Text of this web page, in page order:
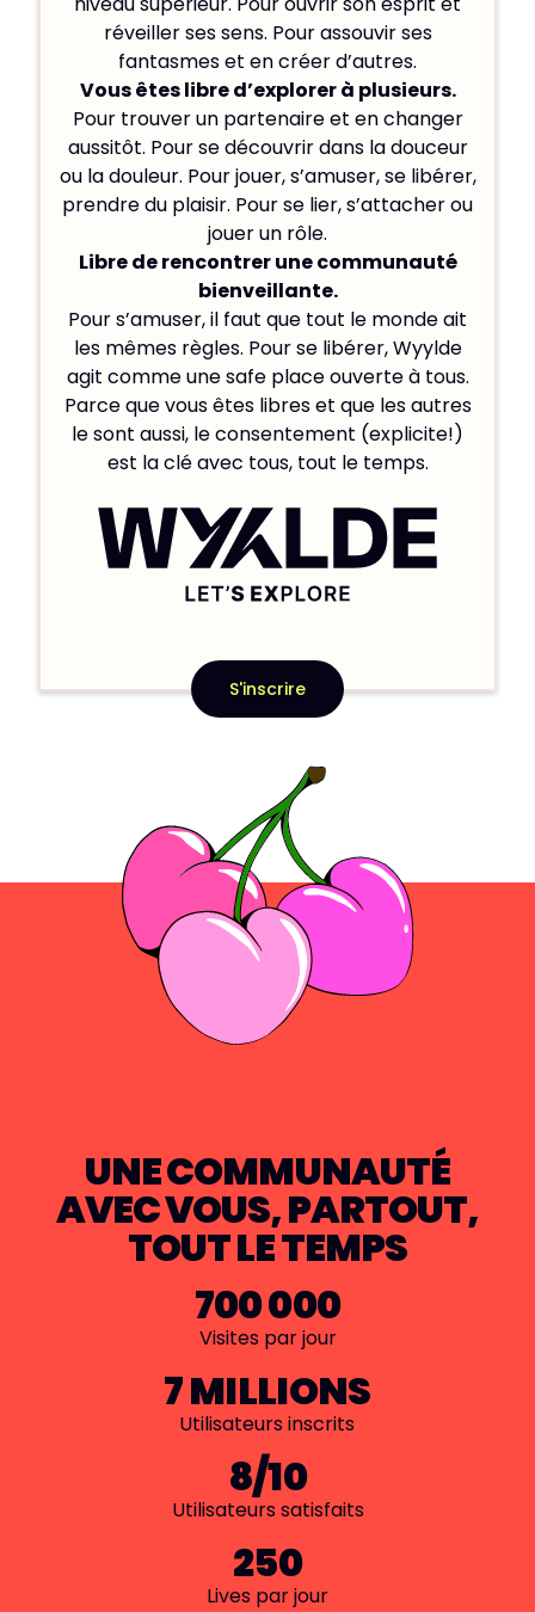
réveiller ses sens. Pour assouvir ses
fantasmes et en créer d’autres.
Vous êtes libre d’explorer à plusieurs.
Pour trouver un partenaire et en changer
aussitôt. Pour se découvrir dans la douceur
ou la douleur. Pour jouer, s’amuser, se libérer,
prendre du plaisir. Pour se lier, s’attacher ou
jouer un rôle.
Libre de rencontrer une communauté
bienveillante.
Pour s’amuser, il faut que tout le monde ait
les mêmes règles. Pour se libérer, Wyylde
agit comme une safe place ouverte à tous.
Parce que vous êtes libres et que les autres
le sont aussi, le consentement (explicite!)
est la clé avec tous, tout le temps.
S'inscrire
UNE COMMUNAUTÉ
AVEC VOUS, PARTOUT,
TOUT LE TEMPS
700 000
Visites par jour
7 MILLIONS
Utilisateurs inscrits
8/10
Utilisateurs satisfaits
250
Lives par jour